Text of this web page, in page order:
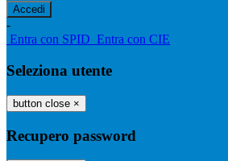
-
Entra con SPID Entra con CIE
Seleziona utente
button close ×
Recupero password